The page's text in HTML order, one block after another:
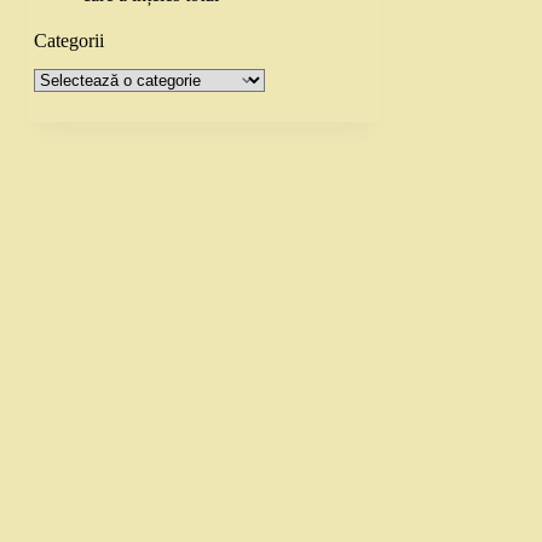
Categorii
Categorii